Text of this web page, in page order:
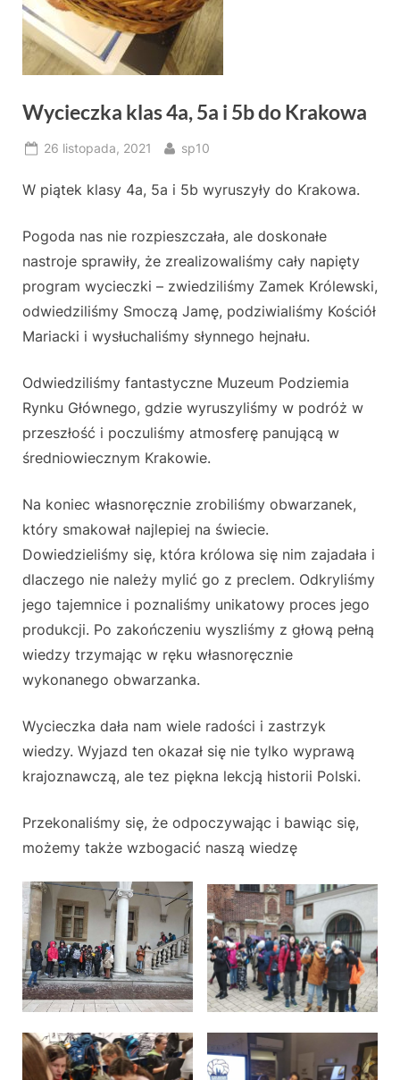
Wycieczka klas 4a, 5a i 5b do Krakowa
Posted
26 listopada, 2021 By
sp10
W piątek klasy 4a, 5a i 5b wyruszyły do Krakowa.
Pogoda nas nie rozpieszczała, ale doskonałe
nastroje sprawiły, że zrealizowaliśmy cały napięty
program wycieczki – zwiedziliśmy Zamek Królewski,
odwiedziliśmy Smoczą Jamę, podziwialiśmy Kościół
Mariacki i wysłuchaliśmy słynnego hejnału.
Odwiedziliśmy fantastyczne Muzeum Podziemia
Rynku Głównego, gdzie wyruszyliśmy w podróż w
przeszłość i poczuliśmy atmosferę panującą w
średniowiecznym Krakowie.
Na koniec własnoręcznie zrobiliśmy obwarzanek,
który smakował najlepiej na świecie.
Dowiedzieliśmy się, która królowa się nim zajadała i
dlaczego nie należy mylić go z preclem. Odkryliśmy
jego tajemnice i poznaliśmy unikatowy proces jego
produkcji. Po zakończeniu wyszliśmy z głową pełną
wiedzy trzymając w ręku własnoręcznie
wykonanego obwarzanka.
Wycieczka dała nam wiele radości i zastrzyk
wiedzy. Wyjazd ten okazał się nie tylko wyprawą
krajoznawczą, ale tez piękna lekcją historii Polski.
Przekonaliśmy się, że odpoczywając i bawiąc się,
możemy także wzbogacić naszą wiedzę